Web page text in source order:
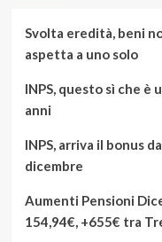
Svolta eredità, beni
aspetta a uno solo
INPS, questo sì che è
anni
INPS, arriva il bonus
dicembre
Aumenti Pensioni
154,94€, +655€ tra